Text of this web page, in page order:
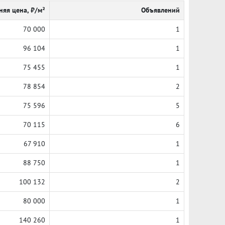
цена, ₽/м² Объявлений
70 000 1
96 104 1
75 455 1
78 854 2
75 596 5
70 115 6
67 910 1
88 750 1
100 132 2
80 000 1
140 260 1